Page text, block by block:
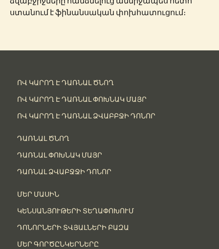
ստանում է ֆինանսական փոխհատուցում։
ՈՎ ԿԱՐՈՂ Է ԴԱՌՆԱԼ ԾՆՈՂ
ՈՎ ԿԱՐՈՂ Է ԴԱՌՆԱԼ ՓՈԽՆԱԿ ՄԱՅՐ
ՈՎ ԿԱՐՈՂ Է ԴԱՌՆԱԼ ՁՎԱԲԲՋԻ ԴՈՆՈՐ
ԴԱՌՆԱԼ ԾՆՈՂ
ԴԱՌՆԱԼ ՓՈԽՆԱԿ ՄԱՅՐ
ԴԱՌՆԱԼ ՁՎԱԲՋՋԻ ԴՈՆՈՐ
ՄԵՐ ՄԱՍԻՆ
ԿԵՆՍԱՆՅՈՒԹԵՐԻ ՏԵՂԱՓՈԽՈՒՄ
ԴՈՆՈՐՆԵՐԻ ՏՎՅԱԼՆԵՐԻ ԲԱԶԱ
ՄԵՐ ԳՈՐԾԸՆԿԵՐՆԵՐԸ